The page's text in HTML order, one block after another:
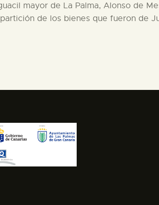
mayor de La Palma, Alonso de
de los bienes que fueron de